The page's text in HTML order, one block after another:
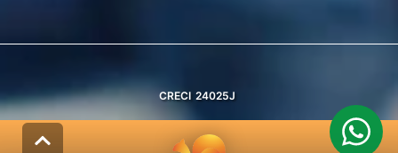
CRECI 24025J